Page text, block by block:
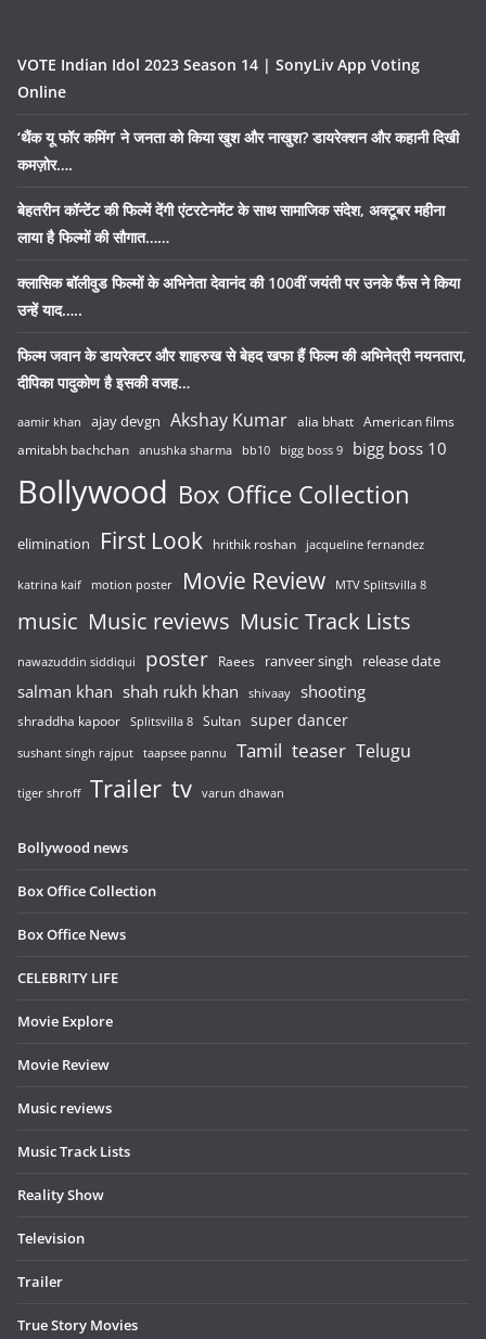
VOTE Indian Idol 2023 Season 14 | SonyLiv App Voting
Online
‘थैंक यू फॉर कमिंग’ ने जनता को किया खुश और नाखुश? डायरेक्शन और कहानी दिखी
कमज़ोर….
बेहतरीन कॉन्टेंट की फिल्में देंगी एंटरटेनमेंट के साथ सामाजिक संदेश, अक्टूबर महीना
लाया है फिल्मों की सौगात……
क्लासिक बॉलीवुड फिल्मों के अभिनेता देवानंद की 100वीं जयंती पर उनके फैंस ने किया
उन्हें याद…..
फिल्म जवान के डायरेक्टर और शाहरुख से बेहद खफा हैं फिल्म की अभिनेत्री नयनतारा,
दीपिका पादुकोण है इसकी वजह…
aamir khan ajay devgn Akshay Kumar alia bhatt American films
amitabh bachchan anushka sharma bb10 bigg boss 9 bigg boss 10
Bollywood Box Office Collection
elimination First Look hrithik roshan jacqueline fernandez
katrina kaif motion poster Movie Review MTV Splitsvilla 8
music Music reviews Music Track Lists
nawazuddin siddiqui poster Raees ranveer singh release date
salman khan shah rukh khan shivaay shooting
shraddha kapoor Splitsvilla 8 Sultan super dancer
sushant singh rajput taapsee pannu Tamil teaser Telugu
tiger shroff Trailer tv varun dhawan
Bollywood news
Box Office Collection
Box Office News
CELEBRITY LIFE
Movie Explore
Movie Review
Music reviews
Music Track Lists
Reality Show
Television
Trailer
True Story Movies